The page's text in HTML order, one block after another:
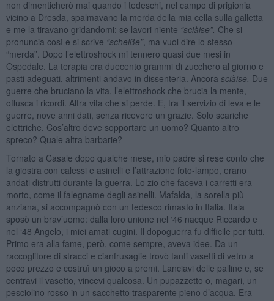
non dimenticherò mai quando i tedeschi, nel campo di prigionia
vicino a Dresda, spalmavano la merda della mia cella sulla galletta
e me la tiravano gridandomi: se lavori niente “sciàise”. Che si
pronuncia così e si scrive “scheiße”, ma vuol dire lo stesso
“merda”. Dopo l’elettroshock mi tennero quasi due mesi in
Ospedale. La terapia era duecento grammi di zucchero al giorno e
pasti adeguati, altrimenti andavo in dissenteria. Ancora sciàise. Due
guerre che bruciano la vita, l’elettroshock che brucia la mente,
offusca i ricordi. Altra vita che si perde. E, tra il servizio di leva e le
guerre, nove anni dati, senza ricevere un grazie. Solo scariche
elettriche. Cos’altro deve sopportare un uomo? Quanto altro
spreco? Quale altra barbarie?
Tornato a Casale dopo qualche mese, mio padre si rese conto che
la giostra con calessi e asinelli e l’attrazione foto-lampo, erano
andati distrutti durante la guerra. Lo zio che faceva i carretti era
morto, come il falegname degli asinelli. Mafalda, la sorella più
anziana, si accompagnò con un tedesco rimasto in Italia. Itala
sposò un brav’uomo: dalla loro unione nel ‘46 nacque Riccardo e
nel ‘48 Angelo, i miei amati cugini. Il dopoguerra fu difficile per tutti.
Primo era alla fame, però, come sempre, aveva idee. Da un
raccoglitore di stracci e cianfrusaglie trovò tanti vasetti di vetro a
poco prezzo e costruì un gioco a premi. Lanciavi delle palline e, se
centravi il vasetto, vincevi qualcosa. Un pupazzetto o, magari, un
pesciolino rosso in un sacchetto trasparente pieno d’acqua. Era